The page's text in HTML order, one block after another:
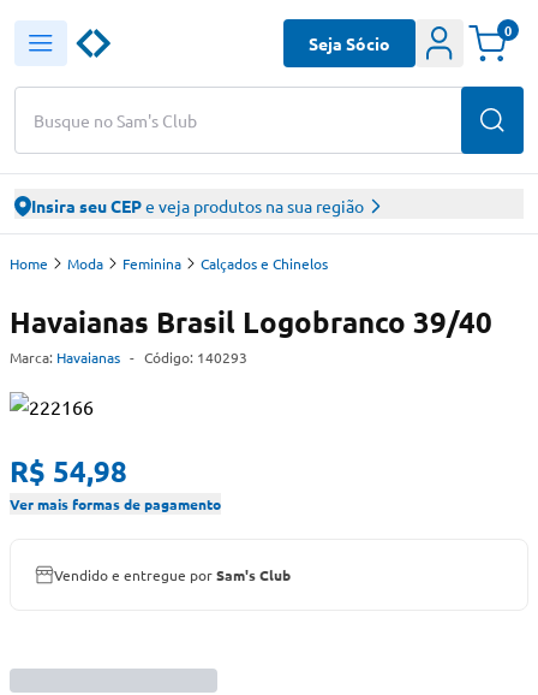
Busque no Sam's Club
Seja Sócio
0
Insira seu CEPe veja produtos na sua região
Home Moda Feminina Calçados e Chinelos
Havaianas Brasil Logobranco 39/40
Marca: Havaianas - Código: 140293
R$ 54,98
Ver mais formas de pagamento
Vendido e entregue porSam's Club